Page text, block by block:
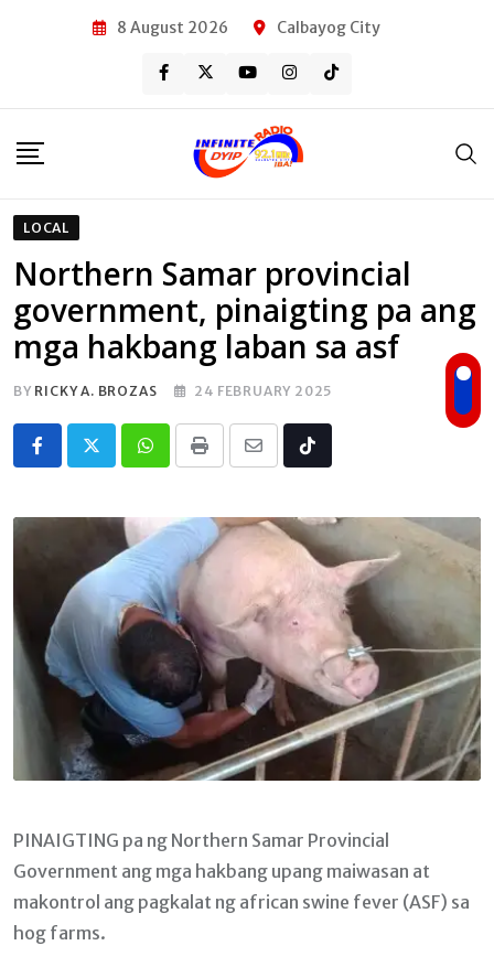
8 August 2026 Calbayog City
LOCAL
Northern Samar provincial
government, pinaigting pa ang
mga hakbang laban sa asf
BY RICKY A. BROZAS 24 FEBRUARY 2025
Whatsapp
Print
Share
Email
Tiktok
PINAIGTING pa ng Northern Samar Provincial
Government ang mga hakbang upang maiwasan at
makontrol ang pagkalat ng african swine fever (ASF) sa
hog farms.